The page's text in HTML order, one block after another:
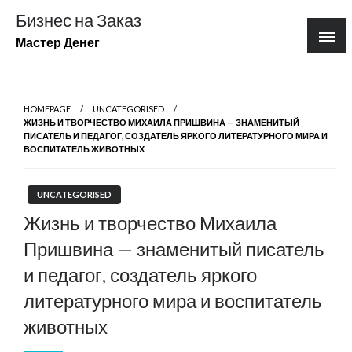
содержимому
Бизнес на Заказ
Мастер Денег
HOMEPAGE
UNCATEGORISED
ЖИЗНЬ И ТВОРЧЕСТВО МИХАИЛА ПРИШВИНА — ЗНАМЕНИТЫЙ
ПИСАТЕЛЬ И ПЕДАГОГ, СОЗДАТЕЛЬ ЯРКОГО ЛИТЕРАТУРНОГО МИРА И
ВОСПИТАТЕЛЬ ЖИВОТНЫХ
UNCATEGORISED
Жизнь и творчество Михаила
Пришвина — знаменитый писатель
и педагог, создатель яркого
литературного мира и воспитатель
животных